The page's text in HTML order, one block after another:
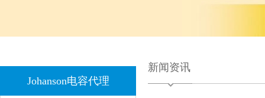
Johanson电容代理
1808 Y2 1NF安规贴片电容Johanson品牌 新闻资讯